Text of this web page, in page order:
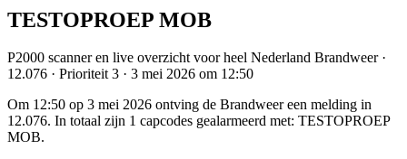
TESTOPROEP MOB
P2000 scanner en live overzicht voor heel Nederland Brandweer ·
12.076 · Prioriteit 3 · 3 mei 2026 om 12:50
Om 12:50 op 3 mei 2026 ontving de Brandweer een melding in
12.076. In totaal zijn 1 capcodes gealarmeerd met: TESTOPROEP
MOB.